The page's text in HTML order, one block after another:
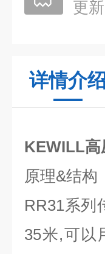
更
详情介
KEWILL高
原理&结构
RR31系列
35米,可以